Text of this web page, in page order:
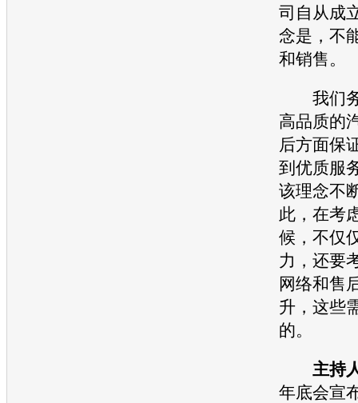
司自从成
念是，不
和销售。
我们务
高品质的
后方面保
到优质服
该理念不
此，在考
候，不仅
力，还要
网络和售
升，这些
的。
主持
年底会宣